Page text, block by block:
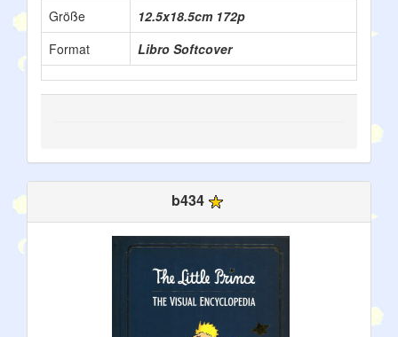
Größe
12.5x18.5cm 172p
Format
Libro Softcover
b434